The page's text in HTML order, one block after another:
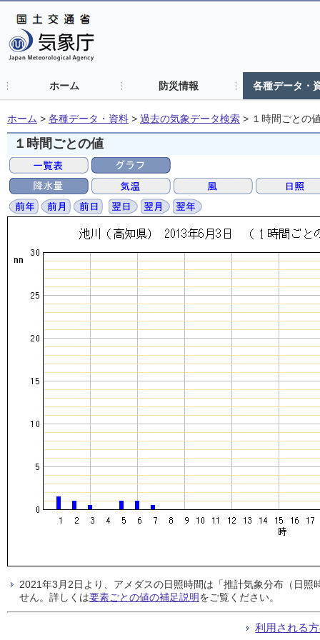
ホーム 防災情報 各種データ・
ホーム > 各種データ・資料 > 過去の気象データ検索 > １時間ごとの
１時間ごとの値
2021年3月2日より、アメダスの日照時間は「推計気象分布（日
せん。詳しくは要素ごとの値の補足説明をご覧ください。
利用される